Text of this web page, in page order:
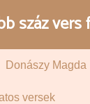
száz
Donászy Magda
versek